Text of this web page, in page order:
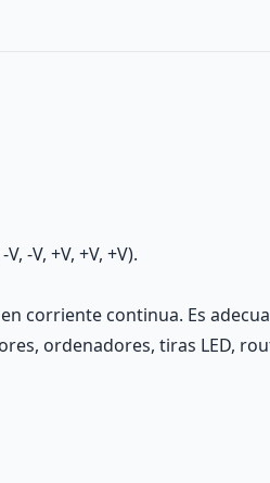
-V, +V, +V, +V).
corriente continua. Es
ordenadores, tiras LED,